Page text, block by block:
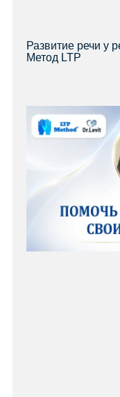
Развитие речи у
Метод LTP